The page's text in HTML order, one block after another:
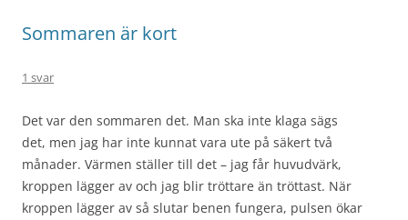
Sommaren är kort
1 svar
Det var den sommaren det. Man ska inte klaga sägs
det, men jag har inte kunnat vara ute på säkert två
månader. Värmen ställer till det – jag får huvudvärk,
kroppen lägger av och jag blir tröttare än tröttast. När
kroppen lägger av så slutar benen fungera, pulsen ökar